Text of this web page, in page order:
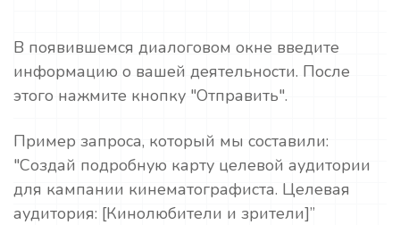
В появившемся диалоговом окне введите
информацию о вашей деятельности. После
этого нажмите кнопку "Отправить".
Пример запроса, который мы составили:
"Создай подробную карту целевой аудитории
для кампании кинематографиста. Целевая
аудитория: [Кинолюбители и зрители]”